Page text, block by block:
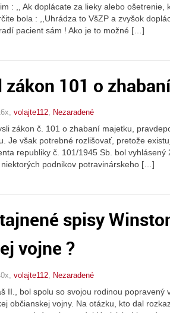
: ,, Ak doplácate za lieky alebo ošetrenie,
bola : ,,Uhrádza to VšZP a zvyšok
pacient sám ! Ako je to možné […]
zákon 101 o
volajte112, Nezaradené
zákon č. 101 o zhabaní majetku,
Je však potrebné rozlišovať, pretože
republiky č. 101/1945 Sb. bol vyhlásený
podnikov potravinárskeho […]
spisy
vojne ?
volajte112 Nezaradené
II., bol spolu so svojou rodinou popravený
občianskej vojny. Na otázku, kto dal